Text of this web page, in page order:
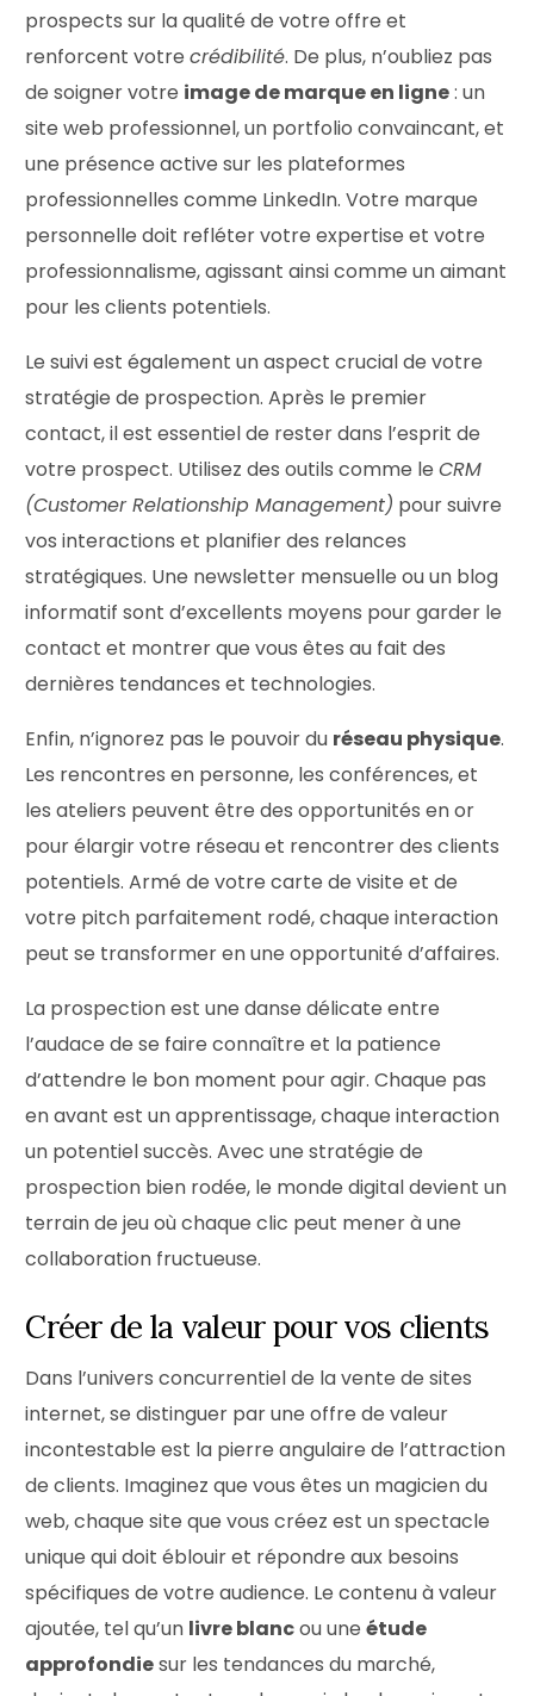
prospects sur la qualité de votre offre et
renforcent votrecrédibilité. De plus, n’oubliez pas
de soigner votre image de marque en ligne: un
site web professionnel, un portfolio convaincant, et
une présence active sur les plateformes
professionnelles comme LinkedIn. Votre marque
personnelle doit refléter votre expertise et votre
professionnalisme, agissant ainsi comme un aimant
pour les clients potentiels.
Le suivi est également un aspect crucial de votre
stratégie de prospection. Après le premier
contact, il est essentiel de rester dans l’esprit de
votre prospect. Utilisez des outils comme leCRM
(Customer Relationship Management) pour suivre
vos interactions et planifier des relances
stratégiques. Une newsletter mensuelle ou un blog
informatif sont d’excellents moyens pour garder le
contact et montrer que vous êtes au fait des
dernières tendances et technologies.
Enfin, n’ignorez pas le pouvoir du réseau physique.
Les rencontres en personne, les conférences, et
les ateliers peuvent être des opportunités en or
pour élargir votre réseau et rencontrer des clients
potentiels. Armé de votre carte de visite et de
votre pitch parfaitement rodé, chaque interaction
peut se transformer en une opportunité d’affaires.
La prospection est une danse délicate entre
l’audace de se faire connaître et la patience
d’attendre le bon moment pour agir. Chaque pas
en avant est un apprentissage, chaque interaction
un potentiel succès. Avec une stratégie de
prospection bien rodée, le monde digital devient un
terrain de jeu où chaque clic peut mener à une
collaboration fructueuse.
Créer de la valeur pour vos clients
Dans l’univers concurrentiel de la vente de sites
internet, se distinguer par une offre de valeur
incontestable est la pierre angulaire de l’attraction
de clients. Imaginez que vous êtes un magicien du
web, chaque site que vous créez est un spectacle
unique qui doit éblouir et répondre aux besoins
spécifiques de votre audience. Le contenu à valeur
ajoutée, tel qu’un livre blancou uneétude
approfondiesur les tendances du marché,